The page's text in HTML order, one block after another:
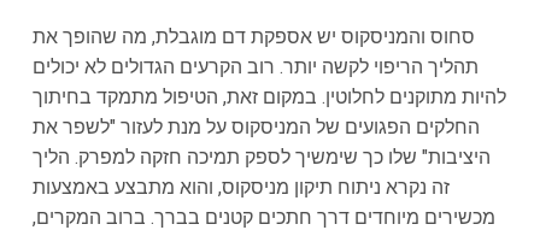
סחוס והמניסקוס יש אספקת דם מוגבלת, מה שהופך את
תהליך הריפוי לקשה יותר. רוב הקרעים הגדולים לא יכולים
להיות מתוקנים לחלוטין. במקום זאת, הטיפול מתמקד בחיתוך
החלקים הפגועים של המניסקוס על מנת לעזור "לשפר את
היציבות" שלו כך שימשיך לספק תמיכה חזקה למפרק. הליך
זה נקרא ניתוח תיקון מניסקוס, והוא מתבצע באמצעות
מכשירים מיוחדים דרך חתכים קטנים בברך. ברוב המקרים,